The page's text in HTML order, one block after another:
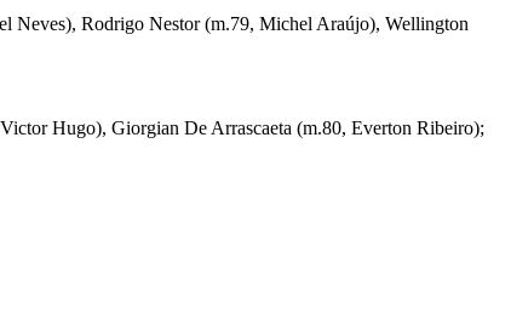
Neves), Rodrigo Nestor (m.79, Michel Araújo), Wellington
Hugo), Giorgian De Arrascaeta (m.80, Everton Ribeiro);